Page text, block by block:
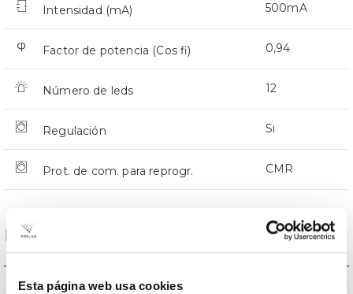
Esta página web usa cookies
Intensidad (mA) 500mA
Factor de potencia (Cos fi) 0,94
Número de leds 12
Regulación Si
Prot. de com. para reprogr. CMR
Dimensiones y Montaje
Montaje